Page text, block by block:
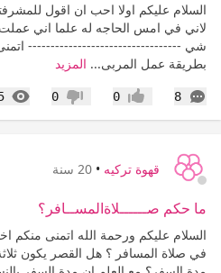
السلام عليكم اولا احب ان اقول
لاني في امس الحاجه له علما اني
شي ---------------------------------- اتمنى
بطريقة عمل المربى... المزيد
8
التعليقات إعجاب0 عدم إعجاب
0
قهوة تركيه • 20 سنة
ما حكم صــــــلاةالمســافر؟
السلام عليكم ورحمة الله اتمنى منكم
في صلاة المسافر ؟ هل القصر يكون